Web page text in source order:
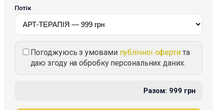
Потік
Погоджуюсь з умовами публічної офертита
даю згоду на обробку персональних даних.
Разом: 999 грн